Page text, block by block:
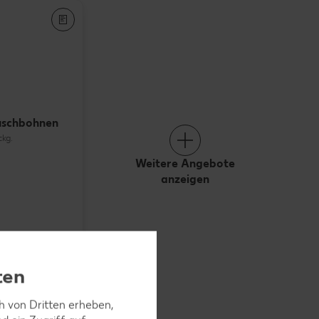
Weitere Angebote
anzeigen
von Dritten erheben,